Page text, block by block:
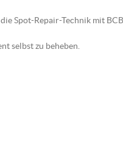
Spot-Repair-Technik mit
selbst zu beheben.